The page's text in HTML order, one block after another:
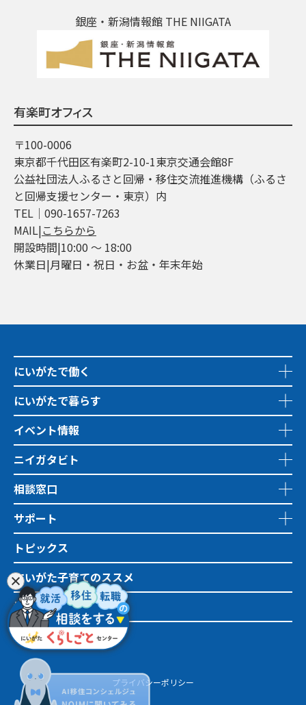
銀座・新潟情報館 THE NIIGATA
有楽町オフィス
〒100-0006
東京都千代田区有楽町2-10-1東京交通会館8F
公益社団法人ふるさと回帰・移住交流推進機構（ふるさ
と回帰支援センター・東京）内
TEL│090-1657-7263
MAIL|こちらから
開設時間|10:00 ～ 18:00
休業日|月曜日・祝日・お盆・年末年始
にいがたで働く
にいがたで暮らす
イベント情報
ニイガタビト
相談窓口
サポート
トピックス
にいがた子育てのススメ
地域おこし協力隊
市町村情報
プライバシーポリシー